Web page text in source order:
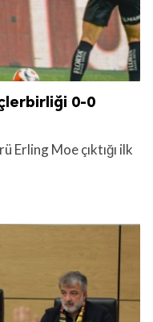
0-0
Moe çıktığı ilk